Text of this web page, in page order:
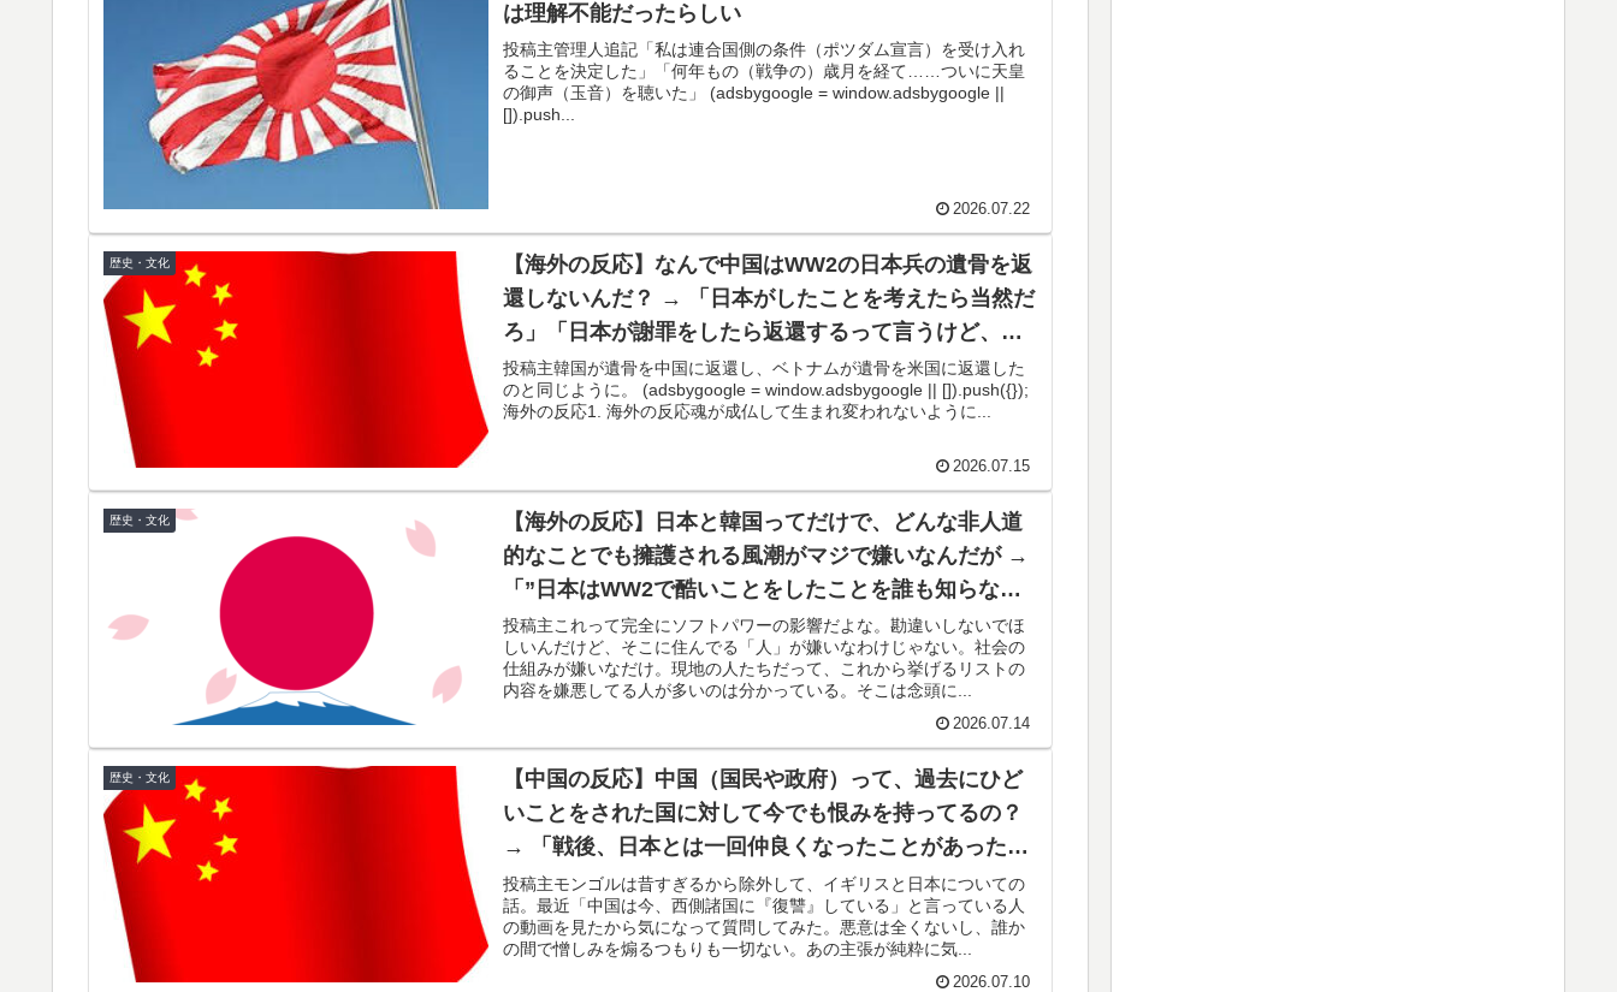
外国人「俺達が見かけたヤバすぎる髪型を集めてみたｗｗｗｗ」
インドネシアの西パプアでアメリカ人パイロット殺害を武装組織が主張。
大地震が起きても手術をやり遂げる日本の医療チーム、海外でも凄すぎると絶賛
海外「日本人はなんて気高いんだ！」 英高級紙も驚愕した極限の中の日本人の姿に世界が衝撃
にも疑いの視線が向けられる」
▶
海外「日本なんて行くんじゃなかった…」 日本を知ってしまったディズニー信者、帰国後『本家』に失
望する事態に
▶
韓国人「日本がここまでの観光大国に発展した本当の理由がこちら…」→「昔から日本は愛されてた…
「これ以上続けるならケーキは無しだよ」娘のロウソクを何度も吹き消した7歳、その日だけ皿が回っ
てこなかった
【海外の反応】アルゼンチン協会、FIFA会長に断固たる支持を表明「隠す気もないんだなｗ」
3.1節がある月なのに…3月のカレンダーに日本の富士山・大阪城・桜が描かれ物議＝韓国の反応
▶ 韓国人「韓国サッカー協会の性接待報道、海外でも大騒ぎに・・・2002年W杯4強の記録取り消しの声
も」→「マジで国の恥だ」「2002年まで疑う価値がある」「国民や国が築いた国格をサッカー選手が足
で蹴り飛ばすね」
▶ 海外「日本はさすが過ぎるｗ」 日本は野生動物の喧嘩さえ可愛くなってしまうと世界が騒然
▶
韓国人「韓国サッカー協会、外国人審判に“性接待”報道・・・」→「2002年の審判買収が事実だったの
か？」「日本人が言ってたこと正しかったね・・・...
▶ ぺこぱ松蔭寺「みんな右とか左とか拘りすぎ。思想関係なく応援しようよ」
▶ 韓国人「日本の柴犬くん散歩中の暑さに耐えられなかった結果」
韓国人「“韓国サッカー”性接待の試合結果をご覧ください」→「マッサージ効果は間違いないねｗ」
は理解不能だったらしい
投稿主管理人追記「私は連合国側の条件（ポツダム宣言）を受け入れ
ることを決定した」「何年もの（戦争の）歳月を経て……ついに天皇
の御声（玉音）を聴いた」 (adsbygoogle = window.adsbygoogle ||
[]).push...
2026.07.22
歴史・文化
【海外の反応】なんで中国はWW2の日本兵の遺骨を返
還しないんだ？ → 「日本がしたことを考えたら当然だ
ろ」「日本が謝罪をしたら返還するって言うけど、日
本は公式に何度も謝罪してるからな」
投稿主韓国が遺骨を中国に返還し、ベトナムが遺骨を米国に返還した
のと同じように。 (adsbygoogle = window.adsbygoogle || []).push({});
海外の反応1. 海外の反応魂が成仏して生まれ変われないように...
2026.07.15
歴史・文化
【海外の反応】日本と韓国ってだけで、どんな非人道
的なことでも擁護される風潮がマジで嫌いなんだが →
「”日本はWW2で酷いことをしたことを誰も知らな
い”って本気で言ってるのか？」「ネットのやり過ぎじ
ゃないか？」
投稿主これって完全にソフトパワーの影響だよな。勘違いしないでほ
しいんだけど、そこに住んでる「人」が嫌いなわけじゃない。社会の
仕組みが嫌いなだけ。現地の人たちだって、これから挙げるリストの
内容を嫌悪してる人が多いのは分かっている。そこは念頭に...
2026.07.14
歴史・文化
【中国の反応】中国（国民や政府）って、過去にひど
いことをされた国に対して今でも恨みを持ってるの？
→ 「戦後、日本とは一回仲良くなったことがあったん
だけどな」「植民地化しようとした欧米も当時略奪し
たものを返すべきだ」
投稿主モンゴルは昔すぎるから除外して、イギリスと日本についての
話。最近「中国は今、西側諸国に『復讐』している」と言っている人
の動画を見たから気になって質問してみた。悪意は全くないし、誰か
の間で憎しみを煽るつもりも一切ない。あの主張が純粋に気...
2026.07.10